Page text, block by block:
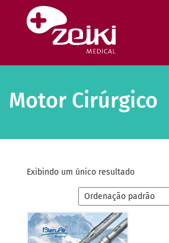
Pular
conteúdo
Motor Cirúrgico
Exibindo um único resultado